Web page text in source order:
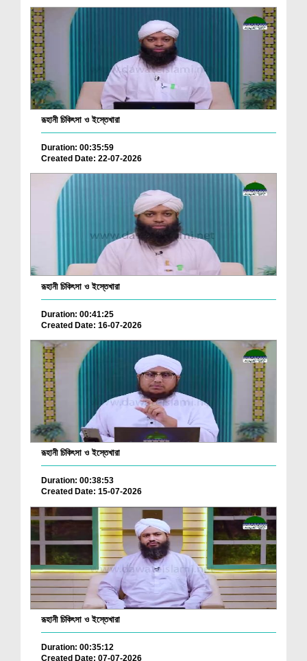
রূহানী চিকিৎসা ও ইস্তেখারা
Duration: 00:35:59
Created Date: 22-07-2026
রূহানী চিকিৎসা ও ইস্তেখারা
Duration: 00:41:25
Created Date: 16-07-2026
রূহানী চিকিৎসা ও ইস্তেখারা
Duration: 00:38:53
Created Date: 15-07-2026
রূহানী চিকিৎসা ও ইস্তেখারা
Duration: 00:35:12
Created Date: 07-07-2026